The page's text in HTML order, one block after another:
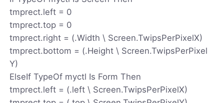
tmprect.left = 0
tmprect.top = 0
tmprect.right = (.Width \ Screen.TwipsPerPixelX)
tmprect.bottom = (.Height \ Screen.TwipsPerPixel
Y)
ElseIf TypeOf myctl Is Form Then
tmprect.left = (.left \ Screen.TwipsPerPixelX)